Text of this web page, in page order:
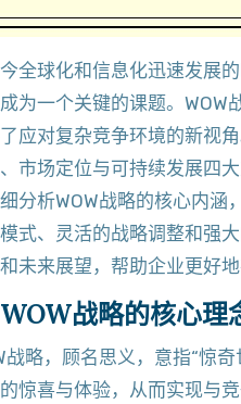
全球化和信息化迅速发展
为一个关键的课题。
应对复杂竞争环境的新视
市场定位与可持续发展四
分析WOW战略的核心内
式、灵活的战略调整和强
未来展望，帮助企业更好
战略的核心理
战略，顾名思义，意指“惊
惊喜与体验，从而实现与